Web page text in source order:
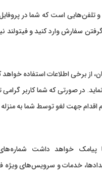
تلفن‌هایی است که شما در
سفارش وارد کنید و فیتولند
از برخی اطلاعات استفاده خواهد
در صورتی که شما کاربر گرامی
اقدام جهت لغو توسط شما به
یا رویدادها، خدمات و سرویس‌های